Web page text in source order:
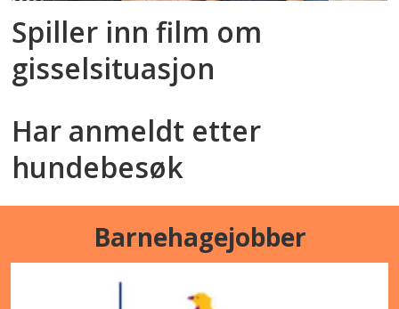
Spiller inn film om
gisselsituasjon
Har anmeldt etter
hundebesøk
Barnehagejobber